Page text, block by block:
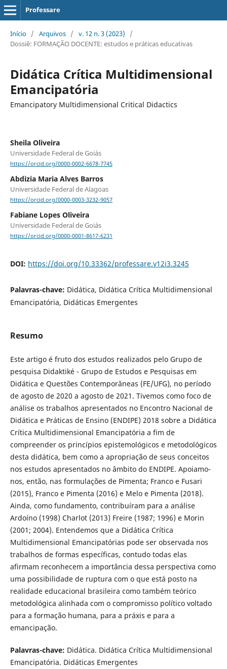
Professare
Início / Arquivos / v. 12 n. 3 (2023)
/
Dossiê: FORMAÇÃO DOCENTE: estudos e práticas educativas
Didática Crítica Multidimensional
Emancipatória
Emancipatory Multidimensional Critical Didactics
Sheila Oliveira
Universidade Federal de Goiás
https://orcid.org/0000-0002-6678-7745
Abdizia Maria Alves Barros
Universidade Federal de Alagoas
https://orcid.org/0000-0003-3232-9057
Fabiane Lopes Oliveira
Universidade Federal de Goiás
https://orcid.org/0000-0001-8617-6231
DOI: https://doi.org/10.33362/professare.v12i3.3245
Palavras-chave: Didática, Didática Crítica Multidimensional
Emancipatória, Didáticas Emergentes
Resumo
Este artigo é fruto dos estudos realizados pelo Grupo de
pesquisa Didaktiké - Grupo de Estudos e Pesquisas em
Didática e Questões Contemporâneas (FE/UFG), no período
de agosto de 2020 a agosto de 2021. Tivemos como foco de
análise os trabalhos apresentados no Encontro Nacional de
Didática e Práticas de Ensino (ENDIPE) 2018 sobre a Didática
Crítica Multidimensional Emancipatória a fim de
compreender os princípios epistemológicos e metodológicos
desta didática, bem como a apropriação de seus conceitos
nos estudos apresentados no âmbito do ENDIPE. Apoiamo-
nos, então, nas formulações de Pimenta; Franco e Fusari
(2015), Franco e Pimenta (2016) e Melo e Pimenta (2018).
Ainda, como fundamento, contribuíram para a análise
Ardoíno (1998) Charlot (2013) Freire (1987; 1996) e Morin
(2001; 2004). Entendemos que a Didática Crítica
Multidimensional Emancipatórias pode ser observada nos
trabalhos de formas específicas, contudo todas elas
afirmam reconhecem a importância dessa perspectiva como
uma possibilidade de ruptura com o que está posto na
realidade educacional brasileira como também teórico
metodológica alinhada com o compromisso político voltado
para a formação humana, para a práxis e para a
emancipação.
Palavras-chave: Didática. Didática Crítica Multidimensional
Emancipatória. Didáticas Emergentes